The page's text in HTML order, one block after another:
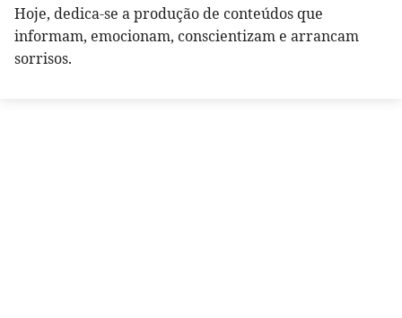
Hoje, dedica-se a produção de conteúdos que
informam, emocionam, conscientizam e arrancam
sorrisos.